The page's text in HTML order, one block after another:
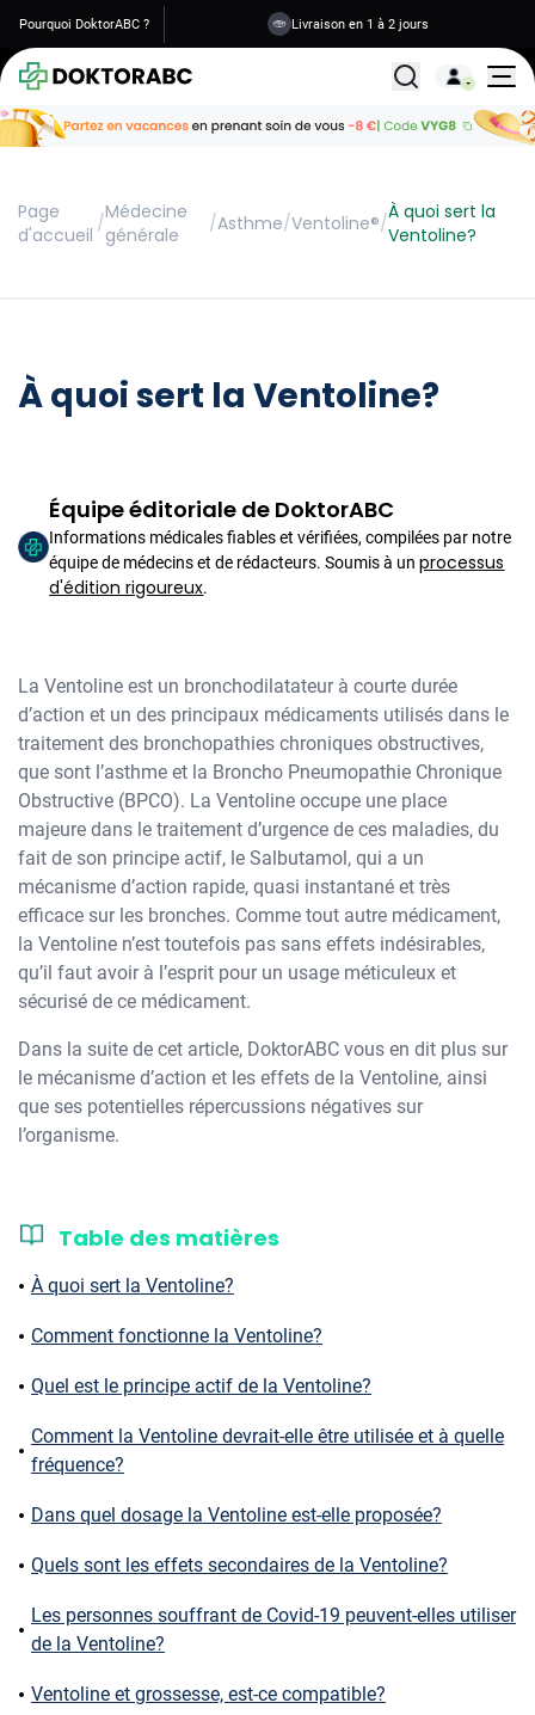
Pourquoi DoktorABC ? Livraison en 1 à 2 jours
Tous les
Page
d'accueil /Médecine
générale
/Asthme/Ventoline®/À quoi sert la
Ventoline?
À quoi sert la Ventoline?
Équipe éditoriale de DoktorABC
Informations médicales fiables et vérifiées, compilées par notre
équipe de médecins et de rédacteurs. Soumis à unprocessus
d'édition rigoureux.
La Ventoline est un bronchodilatateur à courte durée
d’action et un des principaux médicaments utilisés dans le
traitement des bronchopathies chroniques obstructives,
que sont l’asthme et la Broncho Pneumopathie Chronique
Obstructive (BPCO). La Ventoline occupe une place
majeure dans le traitement d’urgence de ces maladies, du
fait de son principe actif, le Salbutamol, qui a un
mécanisme d’action rapide, quasi instantané et très
efficace sur les bronches. Comme tout autre médicament,
la Ventoline n’est toutefois pas sans effets indésirables,
qu’il faut avoir à l’esprit pour un usage méticuleux et
sécurisé de ce médicament.
Dans la suite de cet article, DoktorABC vous en dit plus sur
le mécanisme d’action et les effets de la Ventoline, ainsi
que ses potentielles répercussions négatives sur
l’organisme.
Table des matières
À quoi sert la Ventoline?
Comment fonctionne la Ventoline?
Quel est le principe actif de la Ventoline?
Comment la Ventoline devrait-elle être utilisée et à quelle
fréquence?
Dans quel dosage la Ventoline est-elle proposée?
Quels sont les effets secondaires de la Ventoline?
Les personnes souffrant de Covid-19 peuvent-elles utiliser
de la Ventoline?
Ventoline et grossesse, est-ce compatible?